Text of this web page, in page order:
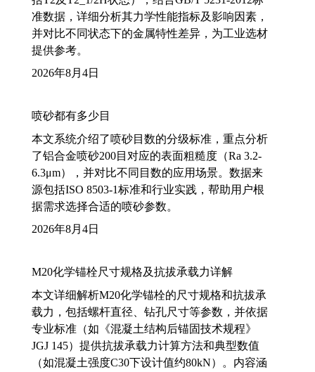
准数据，详细分析其力学性能指标及影响因素，
并对比不同状态下的金属特性差异，为工业选材
提供参考。
2026年8月4日
喷砂都有多少目
本文系统介绍了喷砂目数的分级标准，重点分析
了铝合金喷砂200目对应的表面粗糙度（Ra 3.2-
6.3μm），并对比不同目数的应用场景。数据来
源包括ISO 8503-1标准和行业实践，帮助用户根
据需求选择合适的喷砂参数。
2026年8月4日
M20化学锚栓尺寸规格及抗拔承载力详解
本文详细解析M20化学锚栓的尺寸规格和抗拔承
载力，包括螺杆直径、钻孔尺寸等参数，并依据
专业标准（如《混凝土结构后锚固技术规程》
JGJ 145）提供抗拔承载力计算方法和典型数值
（如混凝土强度C30下设计值约80kN）。内容涵